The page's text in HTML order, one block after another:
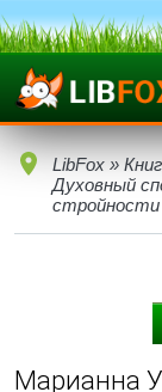
LibFox »
Духовный
стройности
Марианна